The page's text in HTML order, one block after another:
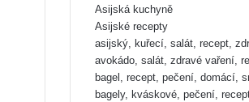
Asijská kuchyně
Asijské recepty
asijský, kuřecí, salát, recept,
avokádo, salát, zdravé vaření,
bagel, recept, pečení, domácí,
bagely, kváskové, pečení,